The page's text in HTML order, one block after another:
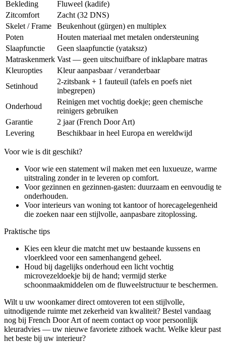
Bekleding
Fluweel (kadife)
Zitcomfort
Zacht (32 DNS)
Skelet / Frame
Beukenhout (gürgen) en multiplex
Poten
Houten materiaal met metalen ondersteuning
Slaapfunctie
Geen slaapfunctie (yatak­sız)
Matraskenmerk Vast — geen uitschuifbare of inklapbare matras
Kleuropties
Kleur aanpasbaar / veranderbaar
Setinhoud
2-zitsbank + 1 fauteuil (tafels en poefs niet
inbegrepen)
Onderhoud
Reinigen met vochtig doekje; geen chemische
reinigers gebruiken
Garantie
2 jaar (French Door Art)
Levering
Beschikbaar in heel Europa en wereldwijd
Voor wie is dit geschikt?
Voor wie een statement wil maken met een luxueuze, warme
uitstraling zonder in te leveren op comfort.
Voor gezinnen en gezinnen-gasten: duurzaam en eenvoudig te
onderhouden.
Voor interieurs van woning tot kantoor of horecagelegenheid
die zoeken naar een stijlvolle, aanpasbare zitoplossing.
Praktische tips
Kies een kleur die matcht met uw bestaande kussens en
vloerkleed voor een samenhangend geheel.
Houd bij dagelijks onderhoud een licht vochtig
microvezeldoekje bij de hand; vermijd sterke
schoonmaakmiddelen om de fluweelstructuur te beschermen.
Wilt u uw woonkamer direct omtoveren tot een stijlvolle,
uitnodigende ruimte met zekerheid van kwaliteit? Bestel vandaag
nog bij French Door Art of neem contact op voor persoonlijk
kleuradvies — uw nieuwe favoriete zithoek wacht. Welke kleur past
het beste bij uw interieur?